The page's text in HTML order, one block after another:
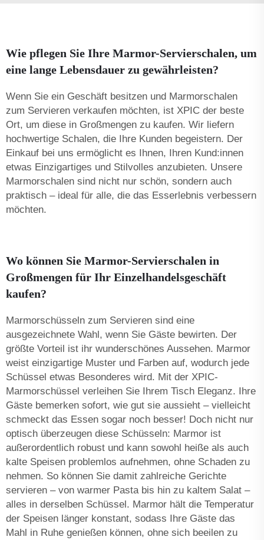
Wie pflegen Sie Ihre Marmor-Servierschalen, um
eine lange Lebensdauer zu gewährleisten?
Wenn Sie ein Geschäft besitzen und Marmorschalen
zum Servieren verkaufen möchten, ist XPIC der beste
Ort, um diese in Großmengen zu kaufen. Wir liefern
hochwertige Schalen, die Ihre Kunden begeistern. Der
Einkauf bei uns ermöglicht es Ihnen, Ihren Kund:innen
etwas Einzigartiges und Stilvolles anzubieten. Unsere
Marmorschalen sind nicht nur schön, sondern auch
praktisch – ideal für alle, die das Esserlebnis verbessern
möchten.
Wo können Sie Marmor-Servierschalen in
Großmengen für Ihr Einzelhandelsgeschäft
kaufen?
Marmorschüsseln zum Servieren sind eine
ausgezeichnete Wahl, wenn Sie Gäste bewirten. Der
größte Vorteil ist ihr wunderschönes Aussehen. Marmor
weist einzigartige Muster und Farben auf, wodurch jede
Schüssel etwas Besonderes wird. Mit der XPIC-
Marmorschüssel verleihen Sie Ihrem Tisch Eleganz. Ihre
Gäste bemerken sofort, wie gut sie aussieht – vielleicht
schmeckt das Essen sogar noch besser! Doch nicht nur
optisch überzeugen diese Schüsseln: Marmor ist
außerordentlich robust und kann sowohl heiße als auch
kalte Speisen problemlos aufnehmen, ohne Schaden zu
nehmen. So können Sie damit zahlreiche Gerichte
servieren – von warmer Pasta bis hin zu kaltem Salat –
alles in derselben Schüssel. Marmor hält die Temperatur
der Speisen länger konstant, sodass Ihre Gäste das
Mahl in Ruhe genießen können, ohne sich beeilen zu